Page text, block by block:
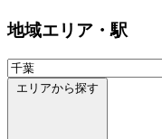
地域エリア・駅
エリアから探す